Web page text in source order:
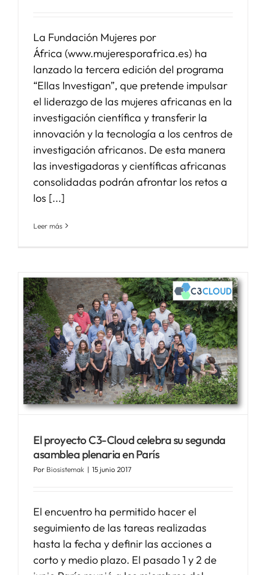
La Fundación Mujeres por
África (www.mujeresporafrica.es) ha
lanzado la tercera edición del programa
“Ellas Investigan”, que pretende impulsar
el liderazgo de las mujeres africanas en la
investigación científica y transferir la
innovación y la tecnología a los centros de
investigación africanos. De esta manera
las investigadoras y científicas africanas
consolidadas podrán afrontar los retos a
los [...]
Leer más
El proyecto C3-Cloud celebra su segunda
asamblea plenaria en París
Por Biosistemak | 15 junio 2017
El encuentro ha permitido hacer el
seguimiento de las tareas realizadas
hasta la fecha y definir las acciones a
corto y medio plazo. El pasado 1 y 2 de